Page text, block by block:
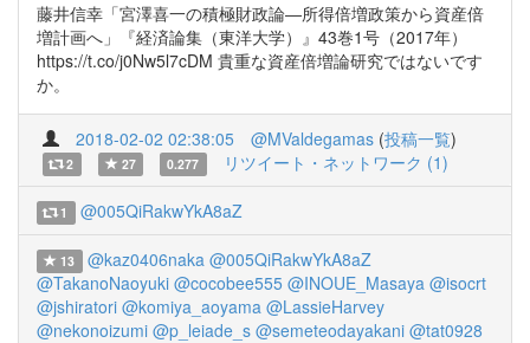
藤井信幸「宮澤喜一の積極財政論―所得倍増政策から資産倍
増計画へ」『経済論集（東洋大学）』43巻1号（2017年）
https://t.co/j0Nw5l7cDM 貴重な資産倍増論研究ではないです
か。
2018-02-02 02:38:05 @MValdegamas (投稿一覧)
2 27 0.277 リツイート・ネットワーク (1)
1 @005QiRakwYkA8aZ
13 @kaz0406naka @005QiRakwYkA8aZ
@TakanoNaoyuki @cocobee555 @INOUE_Masaya @isocrt
@jshiratori @komiya_aoyama @LassieHarvey
@nekonoizumi @p_leiade_s @semeteodayakani @tat0928